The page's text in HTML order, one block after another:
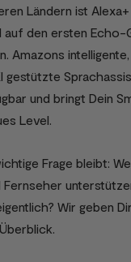
Ländern ist
auf den ersten Echo-
Amazons
gestützte
und bringt Dein
Level.
Frage bleibt:
Fernseher
Wir geben